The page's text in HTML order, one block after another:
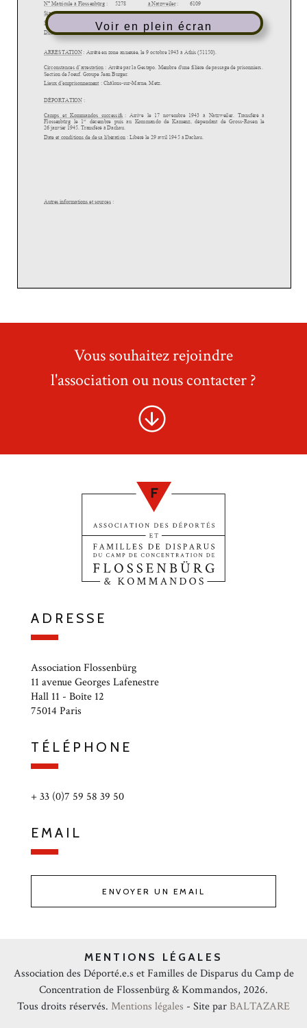
Voir en plein écran
Vous souhaitez rejoindre
l'association ou nous contacter ?
ADRESSE
Association Flossenbürg
11 avenue Georges Lafenestre
Hall 11 - Boîte 12
75014 Paris
TÉLÉPHONE
+ 33 (0)7 59 58 39 50
EMAIL
ENVOYER UN EMAIL
MENTIONS LÉGALES
Association des Déporté.e.s et Familles de Disparus du Camp de
Concentration de Flossenbürg & Kommandos, 2026.
Tous droits réservés. Mentions légales - Site par BALTAZARE